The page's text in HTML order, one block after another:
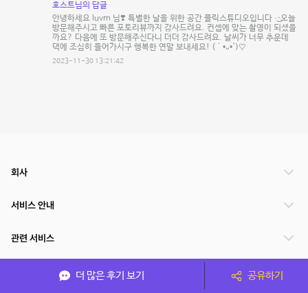
호스트님의 답글
안녕하세요 luvm 님❣️ 특별한 날을 위한 공간 플릭스튜디오입니다 ·͜·오늘
방문해주시고 빠른 포토리뷰까지 감사드려요. 컨셉에 맞는 촬영이 되셨을
까요? 다음에 또 방문해주신다니 더더 감사드려요. 날씨가 너무 추운데
댁에 조심히 들어가시구 행복한 연말 보내세요! (´•᎑•`)♡
2023-11-30 13:21:42
더 많은 후기 보기 공유하기
회사
서비스 안내
관련 서비스